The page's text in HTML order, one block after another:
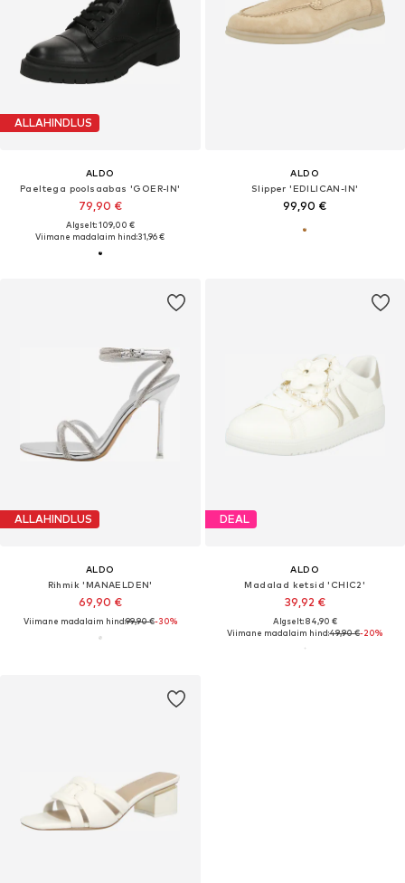
ALLAHINDLUS
ALDO
Paeltega poolsaabas 'GOER-IN'
79,90 €
Algselt: 109,00 €
Viimane madalaim hind:31,96 €
ALDO
Slipper 'EDILICAN-IN'
99,90 €
ALLAHINDLUS
ALDO
Rihmik 'MANAELDEN'
69,90 €
Viimane madalaim hind:99,90 €-30%
DEAL
ALDO
Madalad ketsid 'CHIC2'
39,92 €
Algselt: 84,90 €
Viimane madalaim hind:49,90 €-20%